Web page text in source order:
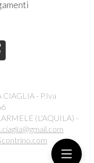
- P.Iva
(L'AQUILA) -